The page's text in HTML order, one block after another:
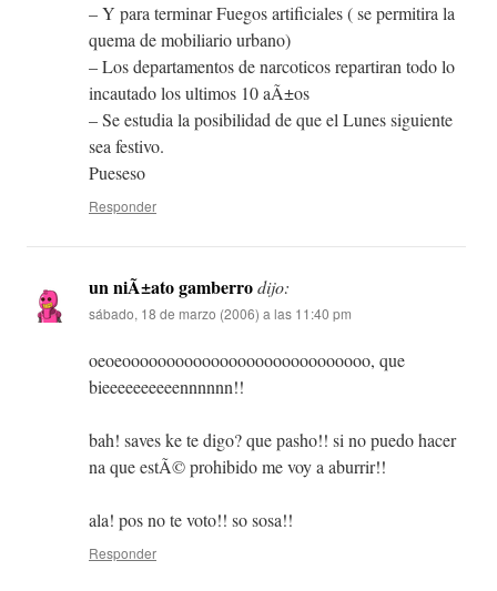
– Y para terminar Fuegos artificiales ( se permitira la
quema de mobiliario urbano)
– Los departamentos de narcoticos repartiran todo lo
incautado los ultimos 10 aÃ±os
– Se estudia la posibilidad de que el Lunes siguiente
sea festivo.
Pueseso
Responder
un niÃ±ato gamberrodijo:
sábado, 18 de marzo (2006) a las 11:40 pm
oeoeoooooooooooooooooooooooooooo, que
bieeeeeeeeeennnnnn!!
bah! saves ke te digo? que pasho!! si no puedo hacer
na que estÃ© prohibido me voy a aburrir!!
ala! pos no te voto!! so sosa!!
Responder